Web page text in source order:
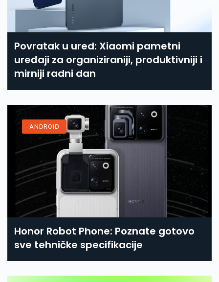
Povratak u ured: Xiaomi pametni
uređaji za organiziraniji, produktivniji i
mirniji radni dan
ANDROID
Honor Robot Phone: Poznate gotovo
sve tehničke specifikacije